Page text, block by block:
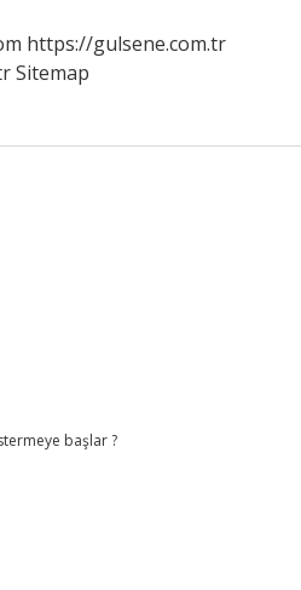
https://gulsene.com.tr
Sitemap
başlar ?